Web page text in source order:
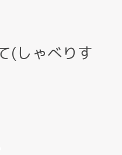
(しゃべりす